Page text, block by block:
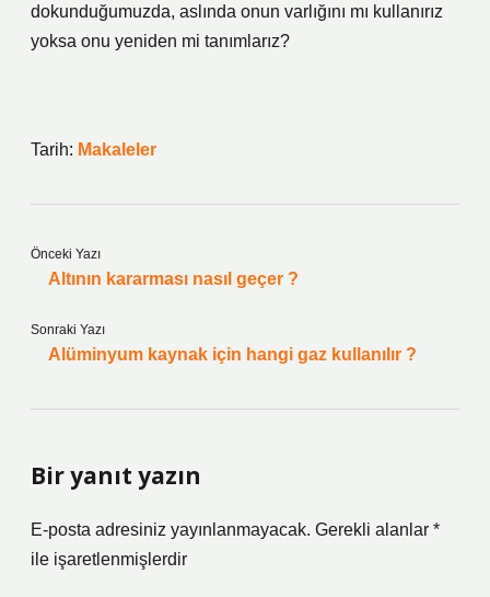
dokunduğumuzda, aslında onun varlığını mı kullanırız
yoksa onu yeniden mi tanımlarız?
Tarih: Makaleler
Önceki Yazı
Altının kararması nasıl geçer ?
Sonraki Yazı
Alüminyum kaynak için hangi gaz kullanılır ?
Bir yanıt yazın
E-posta adresiniz yayınlanmayacak. Gerekli alanlar *
ile işaretlenmişlerdir